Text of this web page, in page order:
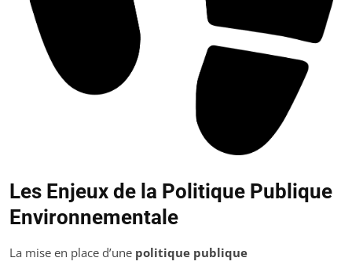
Les Enjeux de la Politique Publique
Environnementale
La mise en place d’une politique publique